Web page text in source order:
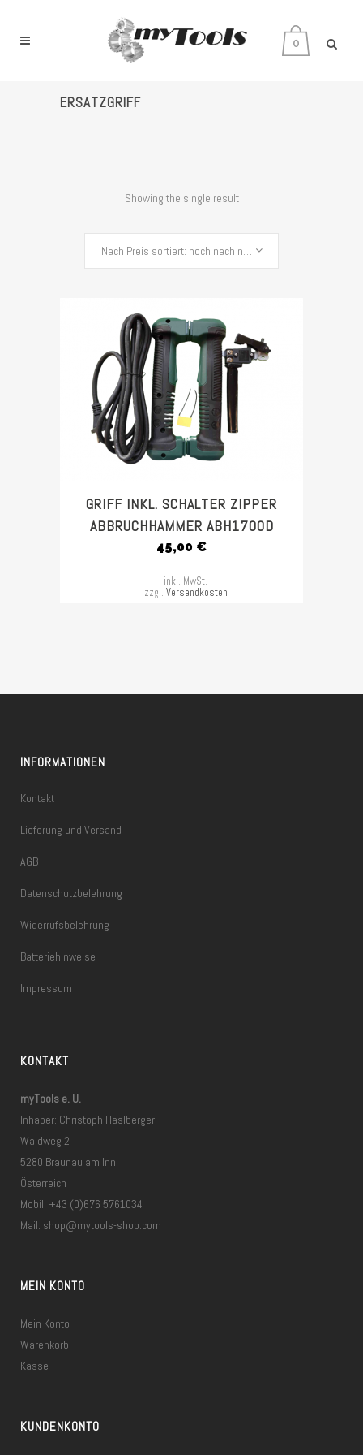
0
ERSATZGRIFF
Showing the single result
Nach Preis sortiert: hoch nach niedrig
GRIFF INKL. SCHALTER ZIPPER
ABBRUCHHAMMER ABH1700D
45,00 €
inkl. MwSt.
zzgl. Versandkosten
INFORMATIONEN
Kontakt
Lieferung und Versand
AGB
Datenschutzbelehrung
Widerrufsbelehrung
Batteriehinweise
Impressum
KONTAKT
myTools e. U.
Inhaber: Christoph Haslberger
Waldweg 2
5280 Braunau am Inn
Österreich
Mobil: +43 (0)676 5761034
Mail: shop@mytools-shop.com
MEIN KONTO
Mein Konto
Warenkorb
Kasse
KUNDENKONTO